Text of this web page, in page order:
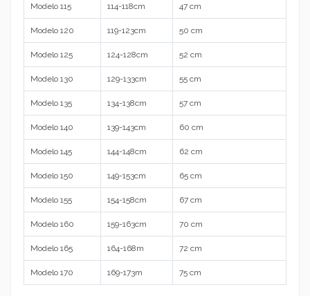
Modelo 115 114-118cm 47 cm
Modelo 120 119-123cm 50 cm
Modelo 125 124-128cm 52 cm
Modelo 130 129-133cm 55 cm
Modelo 135 134-138cm 57 cm
Modelo 140 139-143cm 60 cm
Modelo 145 144-148cm 62 cm
Modelo 150 149-153cm 65 cm
Modelo 155 154-158cm 67 cm
Modelo 160 159-163cm 70 cm
Modelo 165 164-168m 72 cm
Modelo 170 169-173m 75 cm